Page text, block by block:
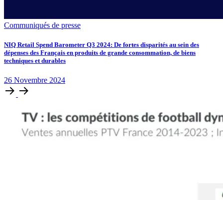
Communiqués de presse
NIQ Retail Spend Barometer Q3 2024: De fortes disparités au sein des
dépenses des Français en produits de grande consommation, de biens
techniques et durables
26 Novembre 2024